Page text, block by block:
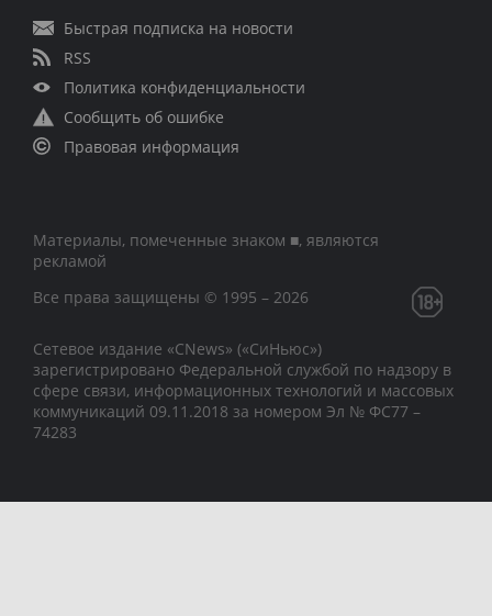
Быстрая подписка на новости
RSS
Политика конфиденциальности
Сообщить об ошибке
Правовая информация
Материалы, помеченные знаком ■, являются
рекламой
Все права защищены © 1995 – 2026
Сетевое издание «CNews» («СиНьюс»)
зарегистрировано Федеральной службой по надзору в
сфере связи, информационных технологий и массовых
коммуникаций 09.11.2018 за номером Эл № ФС77 –
74283